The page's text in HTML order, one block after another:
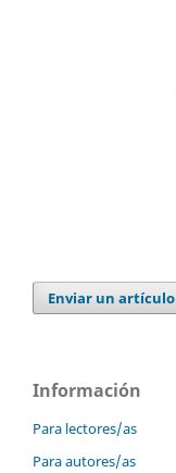
Enviar un artículo
Información
Para lectores/as
Para autores/as